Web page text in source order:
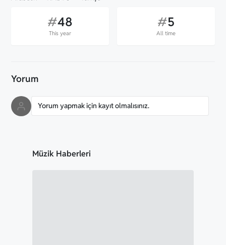
#48
This year
#5
All time
Yorum
Yorum yapmak için kayıt olmalısınız.
Müzik Haberleri